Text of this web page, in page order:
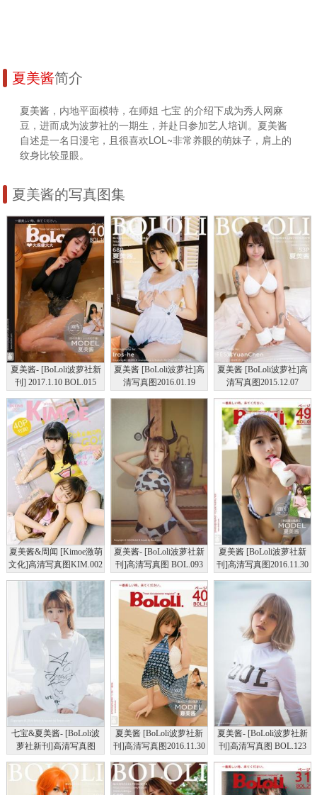
夏美酱简介
夏美酱，内地平面模特，在师姐 七宝 的介绍下成为秀人网麻
豆，进而成为波萝社的一期生，并赴日参加艺人培训。夏美酱
自述是一名日漫宅，且很喜欢LOL~非常养眼的萌妹子，肩上的
纹身比较显眼。
夏美酱的写真图集
夏美酱- [BoLoli波萝社新
刊] 2017.1.10 BOL.015
夏美酱 [BoLoli波萝社]高
清写真图2016.01.19
夏美酱 [BoLoli波萝社]高
清写真图2015.12.07
夏美酱&周闻 [Kimoe激萌
文化]高清写真图KIM.002
夏美酱- [BoLoli波萝社新
刊]高清写真图 BOL.093
夏美酱 [BoLoli波萝社新
刊]高清写真图2016.11.30
七宝&夏美酱- [BoLoli波
萝社新刊]高清写真图
夏美酱 [BoLoli波萝社新
刊]高清写真图2016.11.30
夏美酱- [BoLoli波萝社新
刊]高清写真图 BOL.123